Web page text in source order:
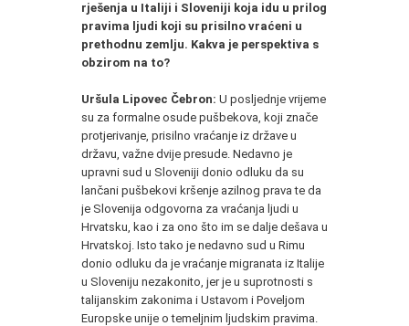
rješenja u Italiji i Sloveniji koja idu u prilog
pravima ljudi koji su prisilno vraćeni u
prethodnu zemlju. Kakva je perspektiva s
obzirom na to?
Uršula Lipovec Čebron: U posljednje vrijeme
su za formalne osude pušbekova, koji znače
protjerivanje, prisilno vraćanje iz države u
državu, važne dvije presude. Nedavno je
upravni sud u Sloveniji donio odluku da su
lančani pušbekovi kršenje azilnog prava te da
je Slovenija odgovorna za vraćanja ljudi u
Hrvatsku, kao i za ono što im se dalje dešava u
Hrvatskoj. Isto tako je nedavno sud u Rimu
donio odluku da je vraćanje migranata iz Italije
u Sloveniju nezakonito, jer je u suprotnosti s
talijanskim zakonima i Ustavom i Poveljom
Europske unije o temeljnim ljudskim pravima.